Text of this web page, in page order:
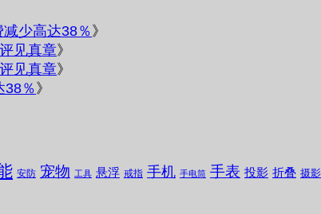
少高达38％》
见真章》
见真章》
38％ 》
安防 宠物 工具 悬浮 戒指 手机 手电筒 手表 投影 折叠 摄影